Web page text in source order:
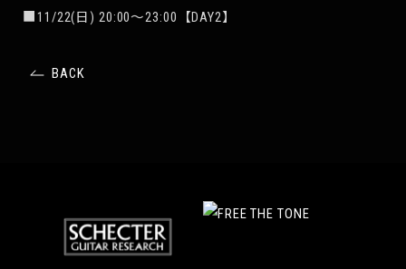
■11/22(日) 20:00～23:00【DAY2】
BACK